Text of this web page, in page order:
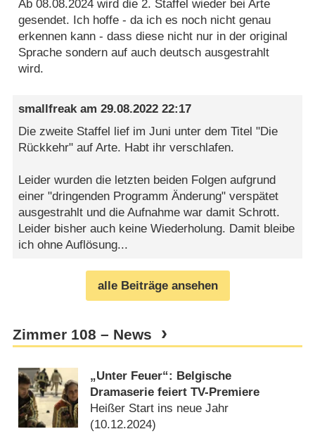
Ab 08.08.2024 wird die 2. Staffel wieder bei Arte
gesendet. Ich hoffe - da ich es noch nicht genau
erkennen kann - dass diese nicht nur in der original
Sprache sondern auf auch deutsch ausgestrahlt
wird.
smallfreakam29.08.2022 22:17
Die zweite Staffel lief im Juni unter dem Titel "Die
Rückkehr" auf Arte. Habt ihr verschlafen.
Leider wurden die letzten beiden Folgen aufgrund
einer "dringenden Programm Änderung" verspätet
ausgestrahlt und die Aufnahme war damit Schrott.
Leider bisher auch keine Wiederholung. Damit bleibe
ich ohne Auflösung...
alle Beiträge ansehen
Zimmer 108 – News
„Unter Feuer“: Belgische
Dramaserie feiert TV-Premiere
Heißer Start ins neue Jahr
(10.12.2024)